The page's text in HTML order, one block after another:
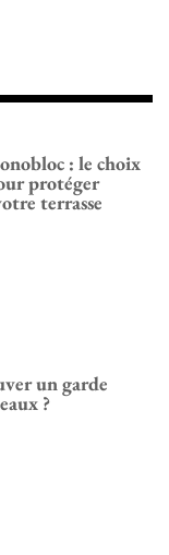
: le choix
protéger
terrasse
un garde
?